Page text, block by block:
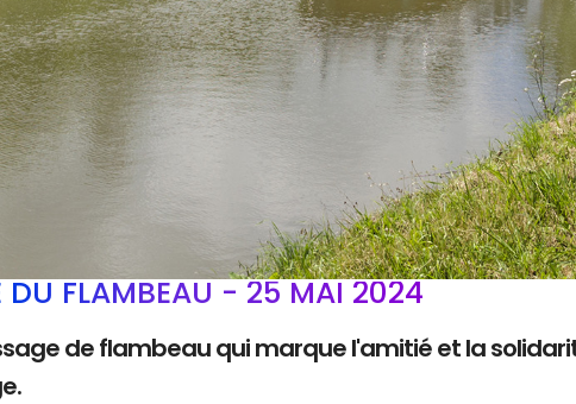
DU FLAMBEAU - 25 MAI 2024
de flambeau qui marque l'amitié et la